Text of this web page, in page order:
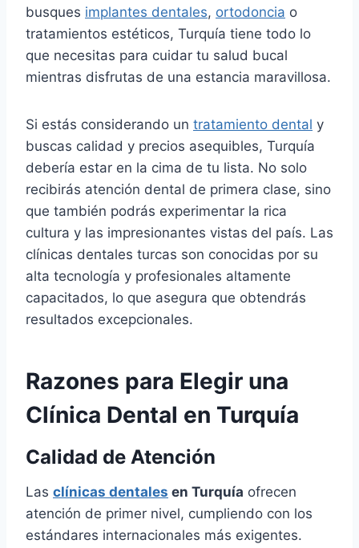
busques implantes dentales, ortodoncia o
tratamientos estéticos, Turquía tiene todo lo
que necesitas para cuidar tu salud bucal
mientras disfrutas de una estancia maravillosa.
Si estás considerando un tratamiento dental y
buscas calidad y precios asequibles, Turquía
debería estar en la cima de tu lista. No solo
recibirás atención dental de primera clase, sino
que también podrás experimentar la rica
cultura y las impresionantes vistas del país. Las
clínicas dentales turcas son conocidas por su
alta tecnología y profesionales altamente
capacitados, lo que asegura que obtendrás
resultados excepcionales.
Razones para Elegir una
Clínica Dental en Turquía
Calidad de Atención
Las clínicas dentales en Turquía ofrecen
atención de primer nivel, cumpliendo con los
estándares internacionales más exigentes.